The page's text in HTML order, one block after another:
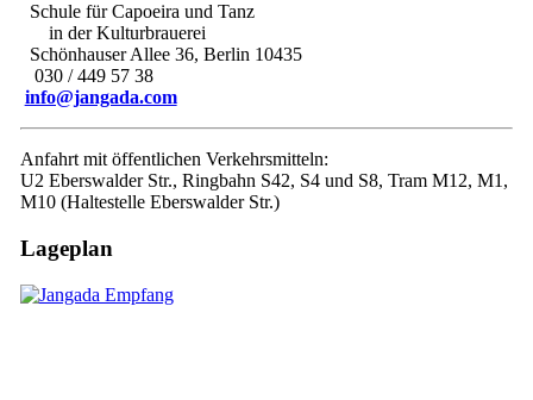
Schule für Capoeira und Tanz
in der Kulturbrauerei
Schönhauser Allee 36, Berlin 10435
030 / 449 57 38
info@jangada.com
Anfahrt mit öffentlichen Verkehrsmitteln:
U2 Eberswalder Str., Ringbahn S42, S4 und S8, Tram M12, M1,
M10 (Haltestelle Eberswalder Str.)
Lageplan